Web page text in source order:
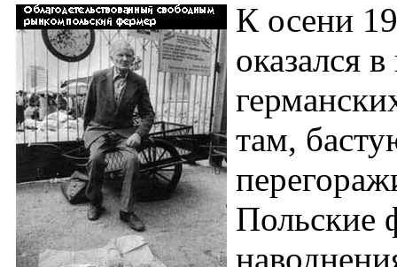
К осени
оказался
там,
Польские